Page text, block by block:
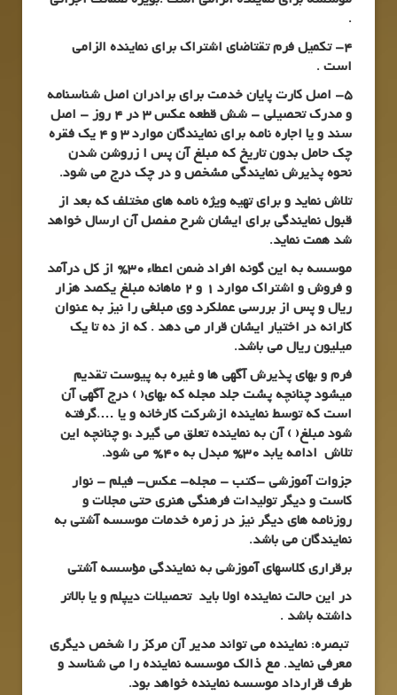
.
4- تکمیل فرم تقتاضای اشتراک برای نماینده الزامی
است .
5- اصل کارت پایان خدمت برای برادران اصل شناسنامه
و مدرک تحصیلی – شش قطعه عکس 3 در 4 روز – اصل
سند و یا اجاره نامه برای نمایندگان موارد 3 و 4 یک فقره
چک حامل بدون تاریخ که مبلغ آن پس ا زروشن شدن
نحوه پذیرش نمایندگی مشخص و در چک درج می شود.
تلاش نماید و برای تهیه ویژه نامه های مختلف که بعد از
قبول نمایندگی برای ایشان شرح مفصل آن ارسال خواهد
شد همت نماید.
موسسه به این گونه افراد ضمن اعطاء 30% از کل درآمد
و فروش و اشتراک موارد 1 و 2 ماهانه مبلغ یکصد هزار
ریال و پس از بررسی عملکرد وی مبلغی را نیز به عنوان
کارانه در اختیار ایشان قرار می دهد . که از ده تا یک
میلیون ریال می باشد.
فرم و بهای پذیرش آگهی ها و غیره به پیوست تقدیم
میشود چنانچه پشت جلد مجله که بهای( ) درج آگهی آن
است که توسط نماینده ازشرکت کارخانه و یا ….گرفته
شود مبلغ( ) آن به نماینده تعلق می گیرد ،و چنانچه این
تلاش ادامه یابد 30% مبدل به 40% می شود.
جزوات آموزشی –کتب – مجله- عکس- فیلم – نوار
کاست و دیگر تولیدات فرهنگی هنری حتی مجلات و
روزنامه های دیگر نیز در زمره خدمات موسسه آشتی به
نمایندگان می باشد.
برقراری کلاسهای آموزشی به نمایندگی مؤسسه آشتی
در این حالت نماینده اولا باید تحصیلات دیپلم و یا بالاتر
داشته باشد .
تبصره: نماینده می تواند مدیر آن مرکز را شخص دیگری
معرفی نماید. مع ذالک موسسه نماینده را می شناسد و
طرف قرارداد موسسه نماینده خواهد بود.